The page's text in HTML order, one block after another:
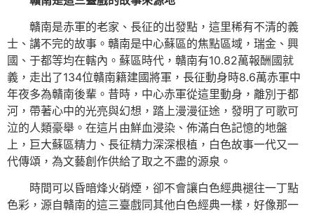
贛南是赤軍的老家、長征的出發點，這里稀有不清的義
士、講不完的故事。贛南是中心蘇區的焦點區域，瑞金、興
國、于都等均在轄內。蘇區時代，贛南有10.82萬報酬國就
義，走出了134位贛南籍建國將軍，長征動身時8.6萬赤軍中
年夜多為贛南後輩。昔時，中心赤軍從這里動身，離別于都
河，帶著心中的光亮與幻想，踏上漫漫征途，發明了可歌可
泣的人類豪舉。在這片由鮮血浸染、佈滿白色記憶的地盤
上，巨大蘇區精力、長征精力深深根植，白色故事一代又一
代傳頌，為文藝創作供給了取之不盡的源泉。
時間可以昏暗烽火硝煙，卻不會讓白色經典褪往一丁點
色彩，源自贛南的這三臺戲同其他白色經典一樣，好像那一